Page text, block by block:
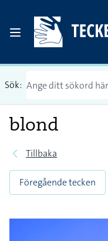
Sök:
blond
Tillbaka
Föregående tecken